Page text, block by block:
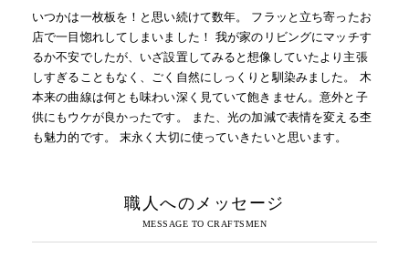
いつかは一枚板を！と思い続けて数年。 フラッと立ち寄ったお
店で一目惚れしてしまいました！ 我が家のリビングにマッチす
るか不安でしたが、いざ設置してみると想像していたより主張
しすぎることもなく、ごく自然にしっくりと馴染みました。 木
本来の曲線は何とも味わい深く見ていて飽きません。意外と子
供にもウケが良かったです。 また、光の加減で表情を変える杢
も魅力的です。 末永く大切に使っていきたいと思います。
職人へのメッセージ